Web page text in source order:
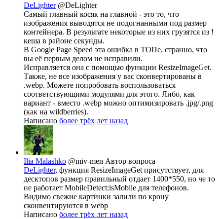
DeLighter @DeLighter
Самый главный косяк на главной - это то, что
изображения выводятся не подогнанными под размер
контейнера. В результате некоторые из них грузятся из !
кеша в районе секунды.
В Google Page Speed эта ошибка в ТОПе, странно, что
вы её первым делом не исправили.
Исправляется она с помощью функции ResizeImageGet.
Также, не все изображения у вас сконвертированы в
.webp. Можете попробовать воспользоваться
соответствующими модулями для этого. Либо, как
вариант - вместо .webp можно оптимизировать .jpg/.png
(как на wildberries).
Написано более трёх лет назад
Ilia Malashko @miv-men Автор вопроса
DeLighter, функция ResizeImageGet присутствует, для
десктопов размер правильный отдает 1400*550, но че то
не работает MobileDetect:isMobile для телефонов.
Видимо свежие картинки залили по крону
сконвентируются в webp
Написано более трёх лет назад